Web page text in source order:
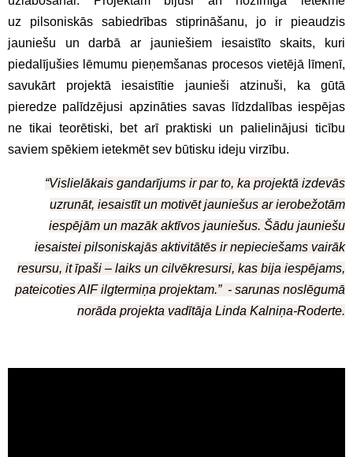
uz pilsoniskās sabiedrības stiprināšanu, jo ir pieaudzis
jauniešu un darbā ar jauniešiem iesaistīto skaits, kuri
piedalījušies lēmumu pieņemšanas procesos vietējā līmenī,
savukārt projektā iesaistītie jaunieši atzinuši, ka gūtā
pieredze palīdzējusi apzināties savas līdzdalības iespējas
ne tikai teorētiski, bet arī praktiski un palielinājusi ticību
saviem spēkiem ietekmēt sev būtisku ideju virzību.
“Vislielākais gandarījums ir par to, ka projektā izdevās
uzrunāt, iesaistīt un motivēt jauniešus ar ierobežotām
iespējām un mazāk aktīvos jauniešus. Šādu jauniešu
iesaistei pilsoniskajās aktivitātēs ir nepieciešams vairāk
resursu, it īpaši – laiks un cilvēkresursi, kas bija iespējams,
pateicoties AIF ilgtermiņa projektam.” - sarunas noslēgumā
norāda projekta vadītāja Linda Kalniņa-Roderte.